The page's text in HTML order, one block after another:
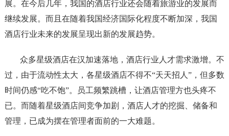
展。在今后几年，我国的酒店行业还会随着旅游业的发展而
继续发展。而且在随着我国经济国际化程度不断加深，我国
酒店行业未来的发展呈现出新的发展趋势。
众多星级酒店在汉加速落地，酒店行业人才需求激增。不
过，由于流动性太大，各星级酒店不得不“天天招人”，但多数
时间仍感“吃不饱”。员工频繁跳槽，让酒店管理方也头疼不
已。而随着星级酒店间竞争加剧，酒店人才的挖掘、储备和
管理，已成为摆在管理者面前的一大难题。